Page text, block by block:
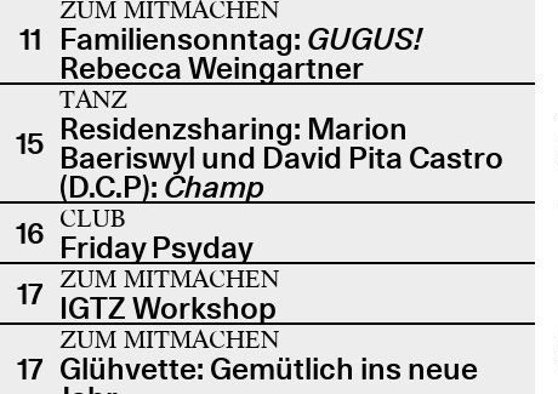
11
ZUM MITMACHEN
Familiensonntag: GUGUS!
Rebecca Weingartner
15
TANZ
Residenzsharing: Marion
Baeriswyl und David Pita Castro
(D.C.P): Champ
16 CLUB
Friday Psyday
17 ZUM MITMACHEN
IGTZ Workshop
17
ZUM MITMACHEN
Glühvette: Gemütlich ins neue